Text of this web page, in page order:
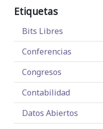
Etiquetas
Bits Libres
Conferencias
Congresos
Contabilidad
Datos Abiertos